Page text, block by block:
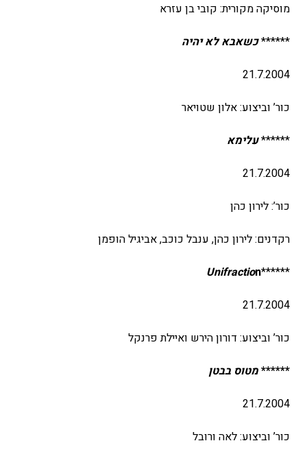
מוסיקה מקורית: קובי בן עזרא
******כשאבא לא יהיה
21.7.2004
כור’ וביצוע: אלון שטויאר
******עלימא
21.7.2004
כור’: לירון כהן
רקדנים: לירון כהן, ענבל כוכב, אביגיל הופמן
******
Unifraction
21.7.2004
כור’ וביצוע: דורון הירש ואיילת פרנקל
******מטוס בבטן
21.7.2004
כור’ וביצוע: לאה ורובל